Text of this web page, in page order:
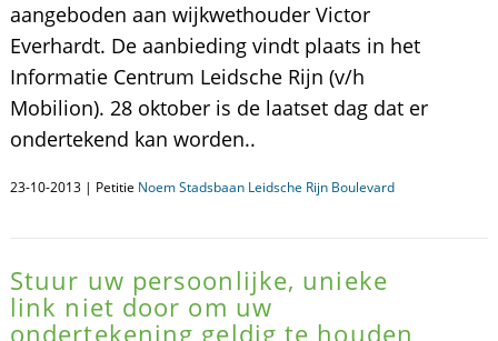
aangeboden aan wijkwethouder Victor
Everhardt. De aanbieding vindt plaats in het
Informatie Centrum Leidsche Rijn (v/h
Mobilion). 28 oktober is de laatset dag dat er
ondertekend kan worden..
23-10-2013 | Petitie Noem Stadsbaan Leidsche Rijn Boulevard
Stuur uw persoonlijke, unieke
link niet door om uw
ondertekening geldig te houden